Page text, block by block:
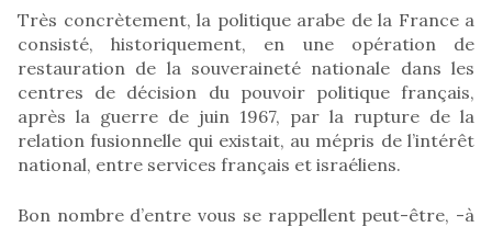
Très concrètement, la politique arabe de la France a
consisté, historiquement, en une opération de
restauration de la souveraineté nationale dans les
centres de décision du pouvoir politique français,
après la guerre de juin 1967, par la rupture de la
relation fusionnelle qui existait, au mépris de l’intérêt
national, entre services français et israéliens.
Bon nombre d’entre vous se rappellent peut-être, -à